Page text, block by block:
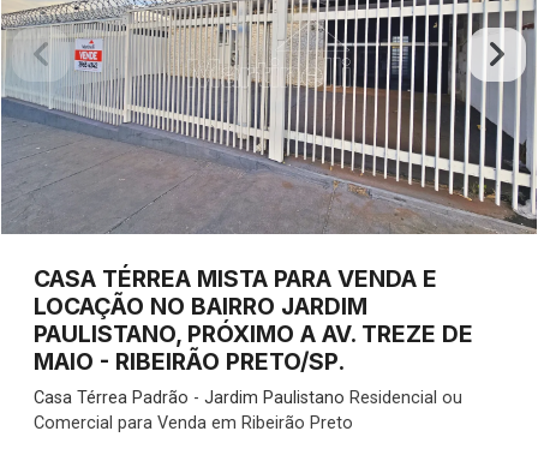
CASA TÉRREA MISTA PARA VENDA E
LOCAÇÃO NO BAIRRO JARDIM
PAULISTANO, PRÓXIMO A AV. TREZE DE
MAIO - RIBEIRÃO PRETO/SP.
Casa Térrea Padrão - Jardim Paulistano Residencial ou
Comercial para Venda em Ribeirão Preto